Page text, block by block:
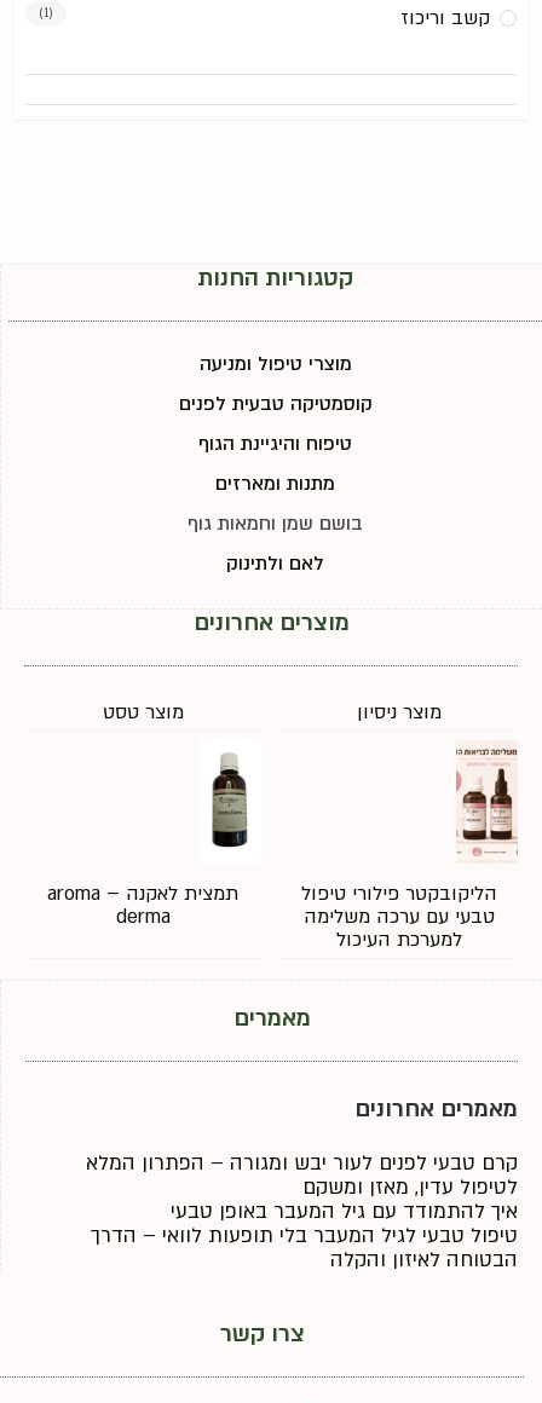
קשב וריכוז (1)
קטגוריות החנות
מוצרי טיפול ומניעה
קוסמטיקה טבעית לפנים
טיפוח והיגיינת הגוף
מתנות ומארזים
בושם שמן וחמאות גוף
לאם ולתינוק
מוצרים אחרונים
מוצר ניסיון מוצר טסט
הליקובקטר פילורי טיפול
טבעי עם ערכה משלימה
למערכת העיכול
תמצית לאקנה – aroma
derma
מאמרים
מאמרים אחרונים
קרם טבעי לפנים לעור יבש ומגורה – הפתרון המלא
לטיפול עדין, מאזן ומשקם
איך להתמודד עם גיל המעבר באופן טבעי
טיפול טבעי לגיל המעבר בלי תופעות לוואי – הדרך
הבטוחה לאיזון והקלה
צרו קשר